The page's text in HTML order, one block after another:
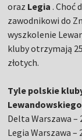
oraz Legia . Choć
zawodnikowi do
wyszkolenie
kluby otrzymają
złotych.
Tyle polskie
Lewandowskiego
Delta Warszawa –
Legia Warszawa –